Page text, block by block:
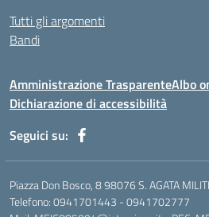
Tutti gli argomenti
Bandi
Amministrazione TrasparenteAlbo
Dichiarazione di accessibilità
Seguici su:
Piazza Don Bosco, 8 98076 S. AGATA
Telefono: 0941701443 - 0941702777